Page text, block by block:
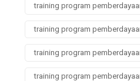
training program
training program
training program
training program